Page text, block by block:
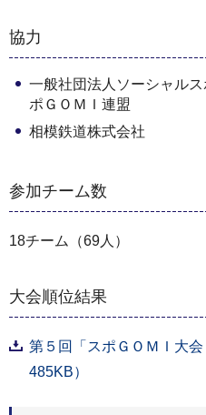
協力
一般社団法人ソーシャル
ポＧＯＭＩ連盟
相模鉄道株式会社
参加チーム数
18チーム（69人）
大会順位結果
第５回「スポＧＯＭＩ大
485KB）